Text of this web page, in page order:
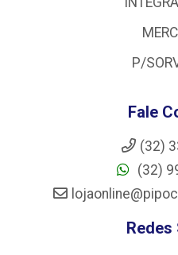
P/
Fale
(32)
(32)
Redes